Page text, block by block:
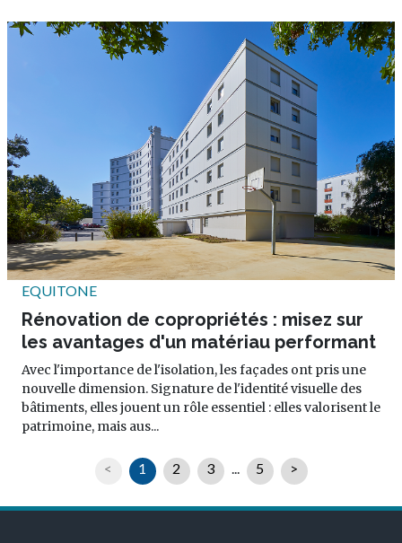
EQUITONE
Rénovation de copropriétés : misez sur
les avantages d'un matériau performant
Avec l'importance de l'isolation, les façades ont pris une
nouvelle dimension. Signature de l'identité visuelle des
bâtiments, elles jouent un rôle essentiel : elles valorisent le
patrimoine, mais aus...
< 1 2 3 ... 5 >